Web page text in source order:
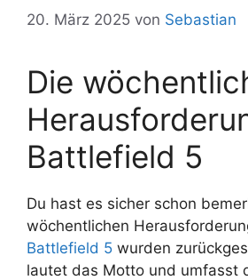
20. März 2025 von Sebastian
Die
Battlefield 5
Du hast es sicher schon
wöchentlichen
Battlefield 5 wurden
lautet das Motto und umfasst